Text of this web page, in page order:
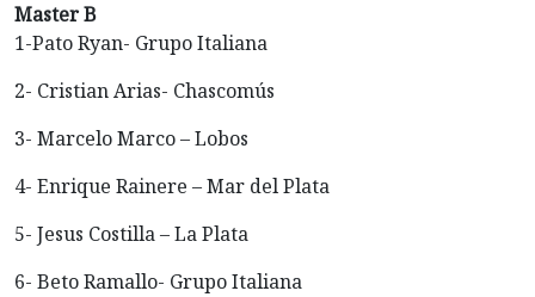
Master B
1-Pato Ryan- Grupo Italiana
2- Cristian Arias- Chascomús
3- Marcelo Marco – Lobos
4- Enrique Rainere – Mar del Plata
5- Jesus Costilla – La Plata
6- Beto Ramallo- Grupo Italiana